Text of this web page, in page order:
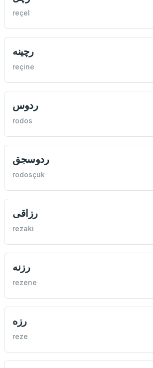
reçel
رچينه
reçine
ردوس
rodos
ردوسجق
rodosçuk
رزاقی
rezaki
رزنه
rezene
رزه
reze